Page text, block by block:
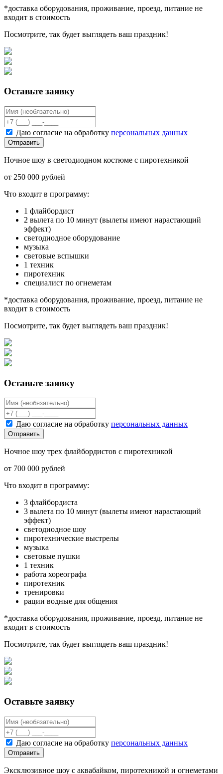
*доставка оборудования, проживание, проезд, питание не
входит в стоимость
Посмотрите, так будет выглядеть ваш праздник!
Оставьте заявку
Даю согласие на обработку персональных данных
Отправить
Ночное шоу в светодиодном костюме с пиротехникой
от 250 000 рублей
Что входит в программу:
1 флайбордист
2 вылета по 10 минут (вылеты имеют нарастающий
эффект)
светодиодное оборудование
музыка
световые вспышки
1 техник
пиротехник
специалист по огнеметам
*доставка оборудования, проживание, проезд, питание не
входит в стоимость
Посмотрите, так будет выглядеть ваш праздник!
Оставьте заявку
Даю согласие на обработку персональных данных
Отправить
Ночное шоу трех флайбордистов с пиротехникой
от 700 000 рублей
Что входит в программу:
3 флайбордиста
3 вылета по 10 минут (вылеты имеют нарастающий
эффект)
светодиодное шоу
пиротехнические выстрелы
музыка
световые пушки
1 техник
работа хореографа
пиротехник
тренировки
рации водные для общения
*доставка оборудования, проживание, проезд, питание не
входит в стоимость
Посмотрите, так будет выглядеть ваш праздник!
Оставьте заявку
Даю согласие на обработку персональных данных
Отправить
Эксклюзивное шоу с аквабайком, пиротехникой и огнеметами